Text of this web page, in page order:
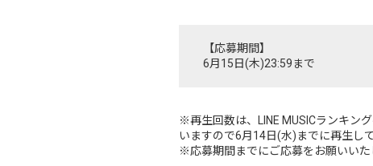
【応募期間】
6月15日(木)23:59まで
※再生回数は、LINE MUSICランキン
いますので6月14日(水)までに再生し
※応募期間までにご応募をお願いいた